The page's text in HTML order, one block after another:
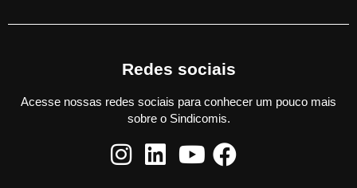
Redes sociais
Acesse nossas redes sociais para conhecer um pouco mais
sobre o Sindicomis.